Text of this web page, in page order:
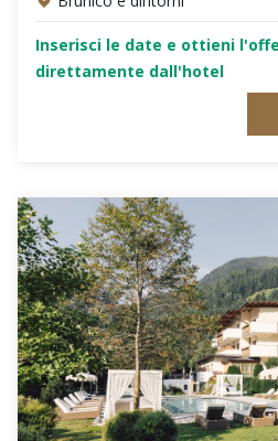
Inserisci le date e ottieni
direttamente dall'hotel